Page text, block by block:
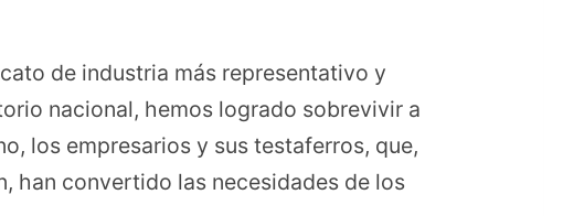
de industria más representativo y
nacional, hemos logrado sobrevivir a
los empresarios y sus testaferros, que,
han convertido las necesidades de los